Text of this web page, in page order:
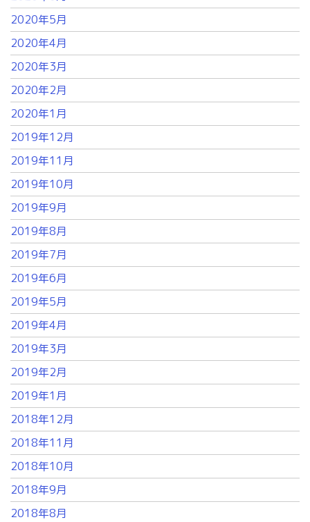
2020年5月
2020年4月
2020年3月
2020年2月
2020年1月
2019年12月
2019年11月
2019年10月
2019年9月
2019年8月
2019年7月
2019年6月
2019年5月
2019年4月
2019年3月
2019年2月
2019年1月
2018年12月
2018年11月
2018年10月
2018年9月
2018年8月